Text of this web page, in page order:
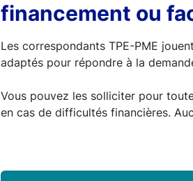
financement ou
Les correspondants TPE-PME
adaptés pour répondre à la
Vous pouvez les solliciter pour
en cas de difficultés financières.